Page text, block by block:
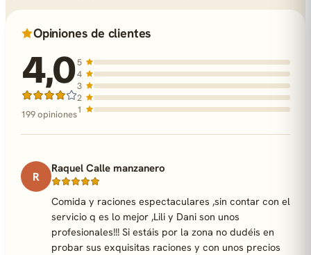
Opiniones de clientes
4,0
199 opiniones
5
4
3
2
1
R
Raquel Calle manzanero
Comida y raciones espectaculares ,sin contar con el
servicio q es lo mejor ,Lili y Dani son unos
profesionales!!! Si estáis por la zona no dudéis en
probar sus exquisitas raciones y con unos precios